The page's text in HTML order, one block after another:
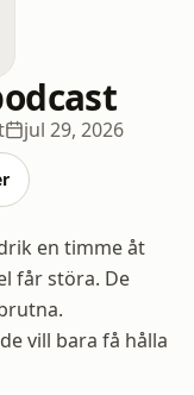
jul 29, 2026
en timme åt
får störa. De
vill bara få hålla